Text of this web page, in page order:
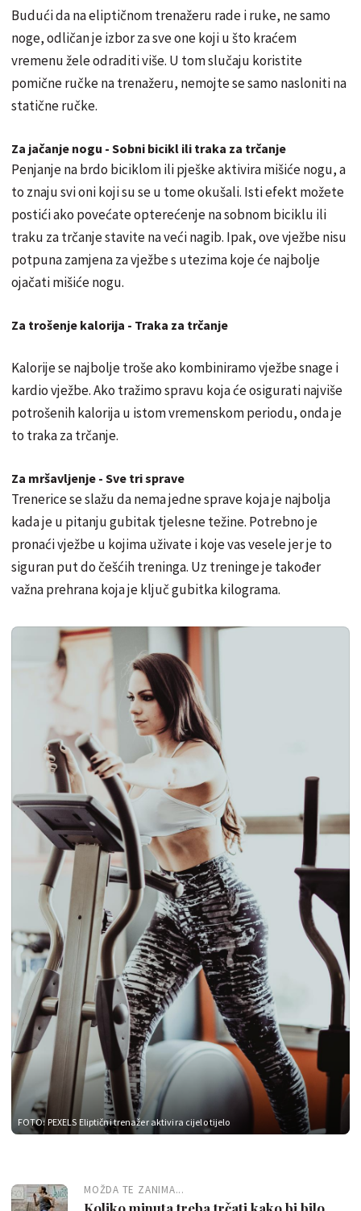
Budući da na eliptičnom trenažeru rade i ruke, ne samo
noge, odličan je izbor za sve one koji u što kraćem
vremenu žele odraditi više. U tom slučaju koristite
pomične ručke na trenažeru, nemojte se samo nasloniti na
statične ručke.
Za jačanje nogu - Sobni bicikl ili traka za trčanje
Penjanje na brdo biciklom ili pješke aktivira mišiće nogu, a
to znaju svi oni koji su se u tome okušali. Isti efekt možete
postići ako povećate opterećenje na sobnom biciklu ili
traku za trčanje stavite na veći nagib. Ipak, ove vježbe nisu
potpuna zamjena za vježbe s utezima koje će najbolje
ojačati mišiće nogu.
Za trošenje kalorija - Traka za trčanje
Kalorije se najbolje troše ako kombiniramo vježbe snage i
kardio vježbe. Ako tražimo spravu koja će osigurati najviše
potrošenih kalorija u istom vremenskom periodu, onda je
to traka za trčanje.
Za mršavljenje - Sve tri sprave
Trenerice se slažu da nema jedne sprave koja je najbolja
kada je u pitanju gubitak tjelesne težine. Potrebno je
pronaći vježbe u kojima uživate i koje vas vesele jer je to
siguran put do češćih treninga. Uz treninge je također
važna prehrana koja je ključ gubitka kilograma.
FOTO: PEXELS Eliptični trenažer aktivira cijelo tijelo
MOŽDA TE ZANIMA...